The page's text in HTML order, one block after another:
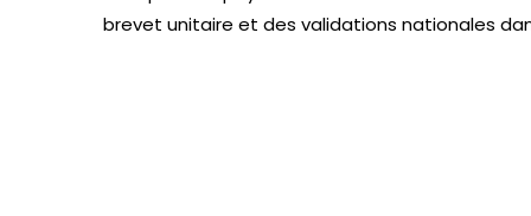
brevet unitaire et des validations nationales